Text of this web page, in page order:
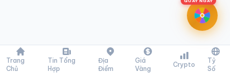
Trang
Chủ
Tin Tổng
Hợp
Địa
Điểm
Giá
Vàng
Crypto
Tỷ
Số